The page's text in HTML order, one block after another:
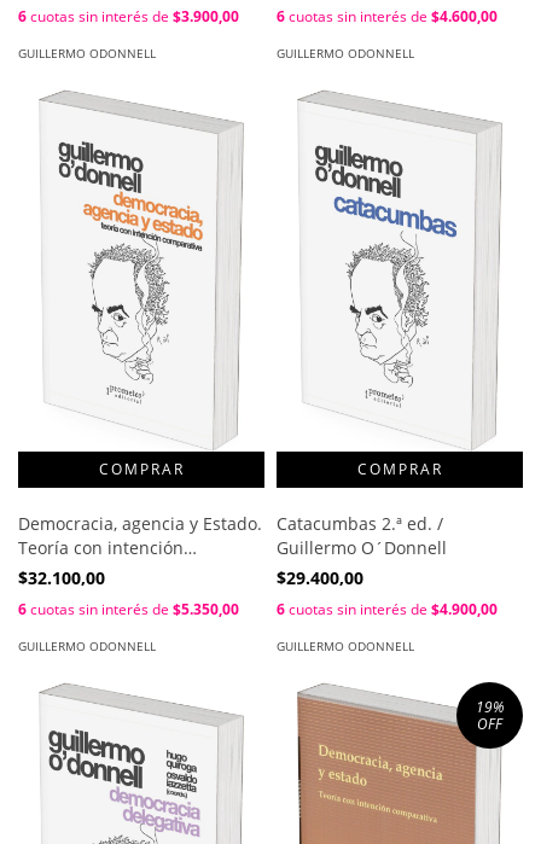
6cuotas sin interés de $3.900,00
GUILLERMO ODONNELL
6cuotas sin interés de $4.600,00
GUILLERMO ODONNELL
Democracia, agencia y Estado.
Teoría con intención
comparativa 2.ª ed. /
$32.100,00
6cuotas sin interés de $5.350,00
GUILLERMO ODONNELL
Catacumbas 2.ª ed. /
Guillermo O´Donnell
$29.400,00
6cuotas sin interés de $4.900,00
GUILLERMO ODONNELL
19%
OFF